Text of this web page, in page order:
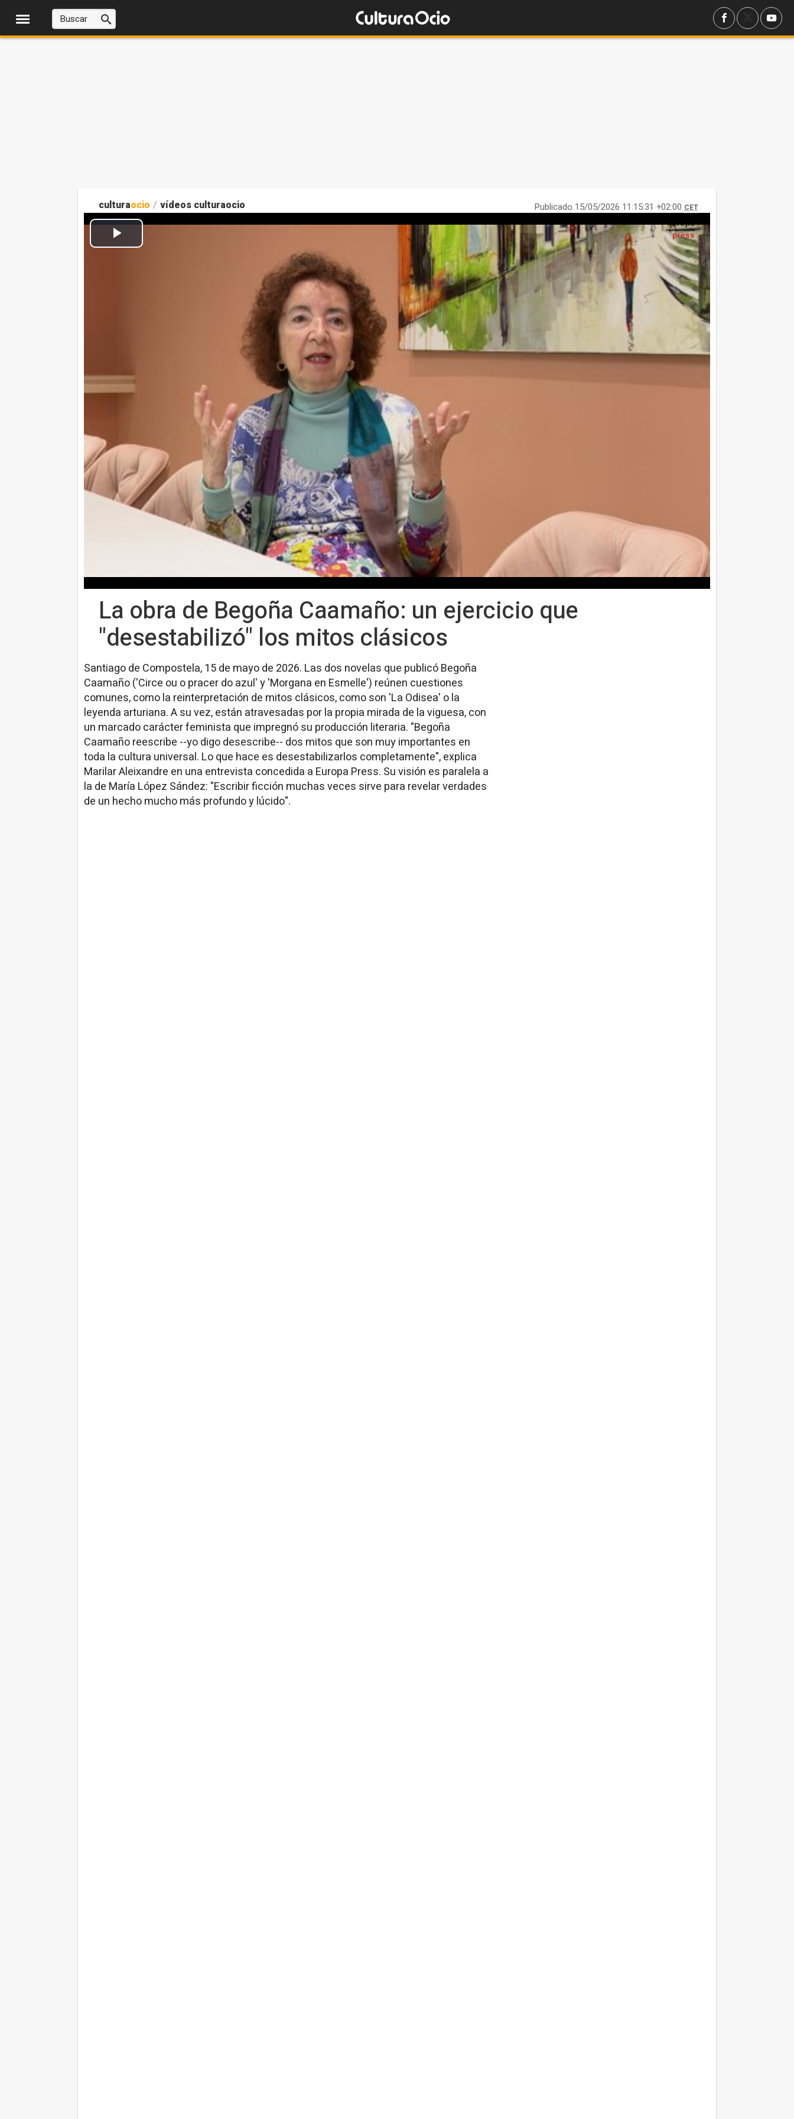
culturaocio / vídeos culturaocio Publicado 15/05/2026 11:15:31 +02:00 CET
La obra de Begoña Caamaño: un ejercicio que
"desestabilizó" los mitos clásicos
Santiago de Compostela, 15 de mayo de 2026. Las dos novelas que publicó Begoña
Caamaño ('Circe ou o pracer do azul' y 'Morgana en Esmelle') reúnen cuestiones
comunes, como la reinterpretación de mitos clásicos, como son 'La Odisea' o la
leyenda arturiana. A su vez, están atravesadas por la propia mirada de la viguesa, con
un marcado carácter feminista que impregnó su producción literaria. "Begoña
Caamaño reescribe --yo digo desescribe-- dos mitos que son muy importantes en
toda la cultura universal. Lo que hace es desestabilizarlos completamente", explica
Marilar Aleixandre en una entrevista concedida a Europa Press. Su visión es paralela a
la de María López Sández: "Escribir ficción muchas veces sirve para revelar verdades
de un hecho mucho más profundo y lúcido".